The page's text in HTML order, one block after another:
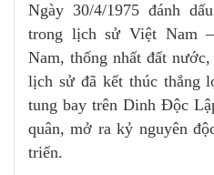
Ngày 30/4/1975 đánh
trong lịch sử Việt Nam
Nam, thống nhất đất
lịch sử đã kết thúc thắng
tung bay trên Dinh Độc
quân, mở ra kỷ nguyên
triển.